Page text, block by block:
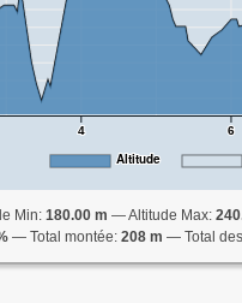
4 6
Altitude
Min: 180.00 m Altitude Max:
Total montée: 208 m Total